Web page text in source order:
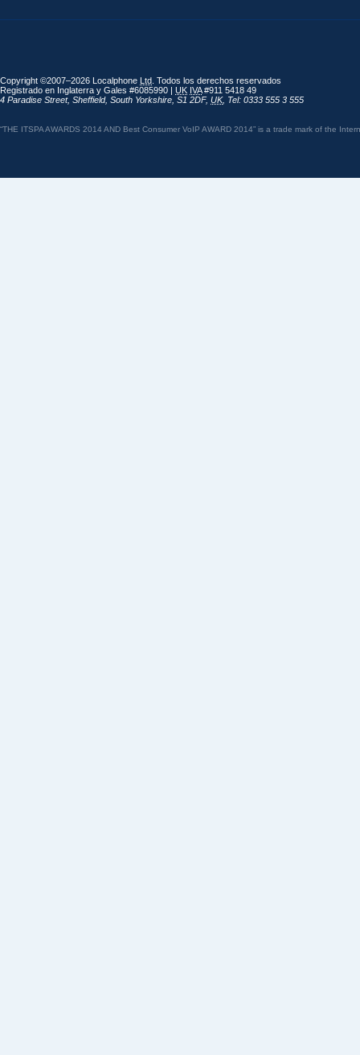
Copyright ©2007–2026 Localphone Ltd . Todos los derechos reservados
Registrado en Inglaterra y Gales #6085990 | UK IVA#911 5418 49
4 Paradise Street, Sheffield, South Yorkshire S1 2DF, UK, Tel: 0333 555 3 555
“THE ITSPA AWARDS 2014 AND Best Consumer VoIP AWARD 2014” is a trade mark of the